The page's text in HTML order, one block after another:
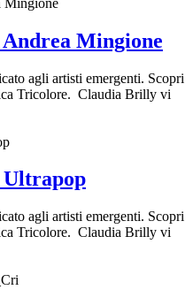
Andrea Mingione
agli artisti emergenti. Scopri
Tricolore. Claudia Brilly vi
Ultrapop
agli artisti emergenti. Scopri
Tricolore. Claudia Brilly vi